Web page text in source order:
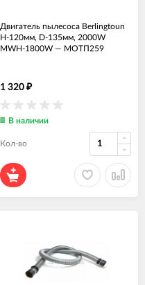
Двигатель пылесоса Berlingtoun
H-120мм, D-135мм, 2000W
MWH-1800W — МОТП259
1 320 ₽
В наличии
Кол-во